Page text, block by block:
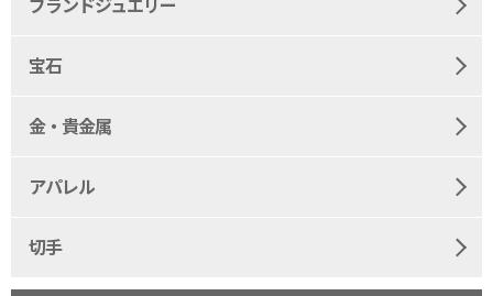
ブランドジュエリー
宝石
金・貴金属
アパレル
切手